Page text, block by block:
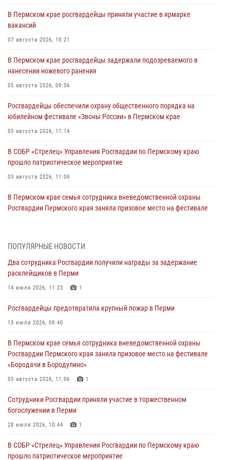
В Пермском крае росгвардейцы приняли участие в ярмарке
вакансий
07 августа 2026, 10:21
В Пермском крае росгвардейцы задержали подозреваемого в
нанесении ножевого ранения
05 августа 2026, 09:56
Росгвардейцы обеспечили охрану общественного порядка на
юбилейном фестивале «Звоны России» в Пермском крае
03 августа 2026, 11:14
В СОБР «Стрелец» Управления Росгвардии по Пермскому краю
прошло патриотическое мероприятие
03 августа 2026, 11:09
В Пермском крае семья сотрудника вневедомственной охраны
Росгвардии Пермского края заняла призовое место на фестивале
юных спортсменов
03 августа 2026, 10:59
30 июля 2026, 05:19
богослужении в Перми
28 июля 2026, 10:44
Росгвардейцы оказали силовую поддержку при задержании
28 июля 2026, 06:15
ПОПУЛЯРНЫЕ НОВОСТИ
Два сотрудника Росгвардии получили награды за задержание
расклейщиков в Перми
14 июля 2026, 11:23 1
Росгвардейцы предотвратила крупный пожар в Перми
13 июля 2026, 09:40
В Пермском крае семья сотрудника вневедомственной охраны
Росгвардии Пермского края заняла призовое место на фестивале
«Бородачи в Бородулино»
03 августа 2026, 11:06 1
Сотрудники Росгвардии приняли участие в торжественном
богослужении в Перми
28 июля 2026, 10:44 1
В СОБР «Стрелец» Управления Росгвардии по Пермскому краю
прошло патриотическое мероприятие